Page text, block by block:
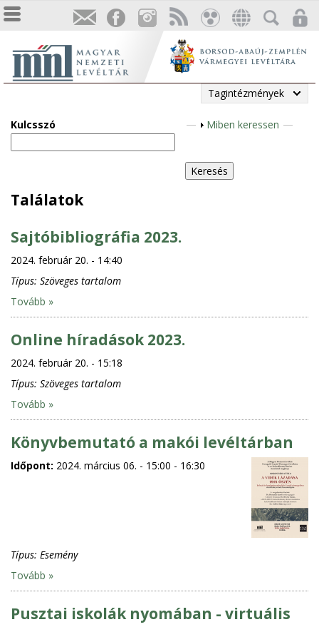
Tagintézmények
Kulcsszó
M
g
j
Miben keressen
Találatok
Sajtóbibliográfia 2023.
2024. február 20. - 14:40
Típus: Szöveges tartalom
Tovább »
Online híradások 2023.
2024. február 20. - 15:18
Típus: Szöveges tartalom
Tovább »
Könyvbemutató a makói levéltárban
Időpont: 2024. március 06. - 15:00 - 16:30
Típus: Esemény
Tovább »
Pusztai iskolák nyomában - virtuális